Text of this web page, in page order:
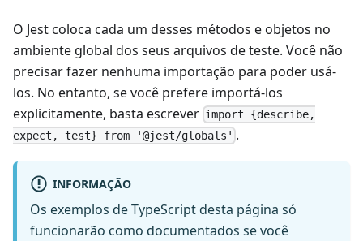
O Jest coloca cada um desses métodos e objetos no
ambiente global dos seus arquivos de teste. Você não
precisar fazer nenhuma importação para poder usá-
los. No entanto, se você prefere importá-los
explicitamente, basta escrever import {describe,
expect, test} from '@jest/globals' .
INFORMAÇÃO
Os exemplos de TypeScript desta página só
funcionarão como documentados se você